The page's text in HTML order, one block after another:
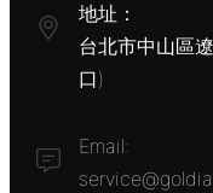
地址：
台北市中山區
口)
Email: